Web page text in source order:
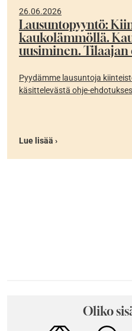
26.06.2026
Lausuntopyyntö:
kaukolämmöllä.
uusiminen. Tilaajan
Pyydämme lausuntoja
käsittelevästä ohje-
Lue lisää ›
Oliko